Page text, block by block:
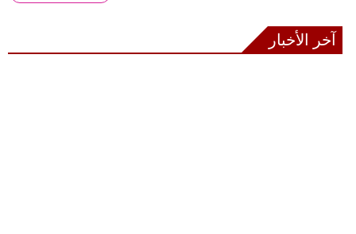
آخر الأخبار